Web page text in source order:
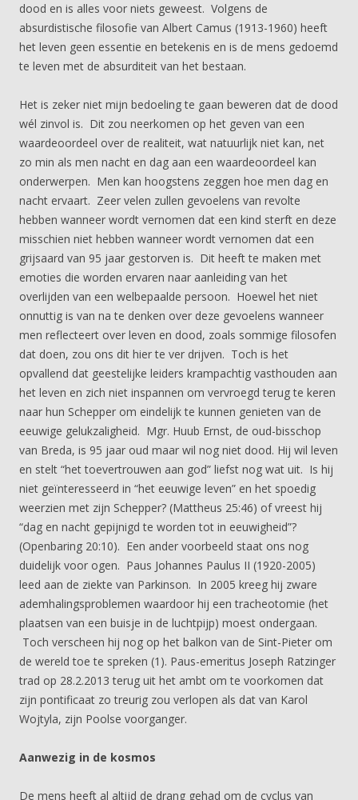
dood en is alles voor niets geweest. Volgens de
absurdistische filosofie van Albert Camus (1913-1960) heeft
het leven geen essentie en betekenis en is de mens gedoemd
te leven met de absurditeit van het bestaan.
Het is zeker niet mijn bedoeling te gaan beweren dat de dood
wél zinvol is. Dit zou neerkomen op het geven van een
waardeoordeel over de realiteit, wat natuurlijk niet kan, net
zo min als men nacht en dag aan een waardeoordeel kan
onderwerpen. Men kan hoogstens zeggen hoe men dag en
nacht ervaart. Zeer velen zullen gevoelens van revolte
hebben wanneer wordt vernomen dat een kind sterft en deze
misschien niet hebben wanneer wordt vernomen dat een
grijsaard van 95 jaar gestorven is. Dit heeft te maken met
emoties die worden ervaren naar aanleiding van het
overlijden van een welbepaalde persoon. Hoewel het niet
onnuttig is van na te denken over deze gevoelens wanneer
men reflecteert over leven en dood, zoals sommige filosofen
dat doen, zou ons dit hier te ver drijven. Toch is het
opvallend dat geestelijke leiders krampachtig vasthouden aan
het leven en zich niet inspannen om vervroegd terug te keren
naar hun Schepper om eindelijk te kunnen genieten van de
eeuwige gelukzaligheid. Mgr. Huub Ernst, de oud-bisschop
van Breda, is 95 jaar oud maar wil nog niet dood. Hij wil leven
en stelt “het toevertrouwen aan god” liefst nog wat uit. Is hij
niet geïnteresseerd in “het eeuwige leven” en het spoedig
weerzien met zijn Schepper? (Mattheus 25:46) of vreest hij
“dag en nacht gepijnigd te worden tot in eeuwigheid”?
(Openbaring 20:10). Een ander voorbeeld staat ons nog
duidelijk voor ogen. Paus Johannes Paulus II (1920-2005)
leed aan de ziekte van Parkinson. In 2005 kreeg hij zware
ademhalingsproblemen waardoor hij een tracheotomie (het
plaatsen van een buisje in de luchtpijp) moest ondergaan.
Toch verscheen hij nog op het balkon van de Sint-Pieter om
de wereld toe te spreken (1). Paus-emeritus Joseph Ratzinger
trad op 28.2.2013 terug uit het ambt om te voorkomen dat
zijn pontificaat zo treurig zou verlopen als dat van Karol
Wojtyla, zijn Poolse voorganger.
Aanwezig in de kosmos
De mens heeft al altijd de drang gehad om de cyclus van